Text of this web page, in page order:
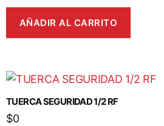
AÑADIR AL CARRITO
TUERCA SEGURIDAD 1/2 RF
$0